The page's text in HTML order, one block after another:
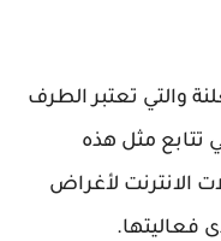
والتي تعتبر الطرف
مثل هذه
الانترنت لأغراض
فعاليتها.